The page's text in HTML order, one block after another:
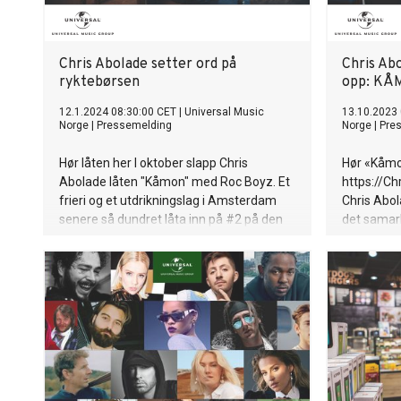
Chris Abolade setter ord på
ryktebørsen
12.1.2024 08:30:00 CET
Universal Music
Norge
Pressemelding
Hør låten her I oktober slapp Chris
Abolade låten "Kåmon" med Roc Boyz. Et
frieri og et utdrikningslag i Amsterdam
senere så dundret låta inn på #2 på den
over 2 millioner streams. Kåmon skulle
være siste runde før man fikk orden på
ting og tang, et punktum for alle fuckups
Chris har hatt gjennom årene. Rett og
slett en siste dans før vi skulle inn i bryllup.
Slik ble det ikke. Høsten har vært fulgt opp
med rykter, noen sanne – andre ikke.
Noen selvforskyldt – andre ikke. Denne
Chris
opp:
13.10.2023
Norge
Hør
https://
Chris
det
mellom
det
sammen
Den har
medier,
i sin